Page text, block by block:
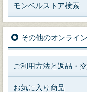
モンベルストア検索
その他のオンライ
ご利用方法と返品・
お気に入り商品